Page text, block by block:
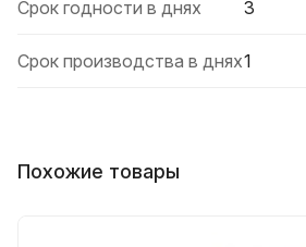
Срок годности в днях 3
Срок производства в днях1
Похожие товары